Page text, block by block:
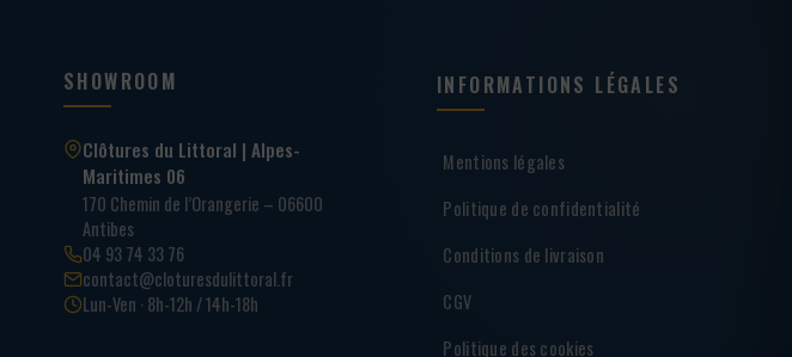
SHOWROOM
Clôtures du Littoral | Alpes-
Maritimes 06
170 Chemin de l’Orangerie – 06600
Antibes
04 93 74 33 76
contact@cloturesdulittoral.fr
Lun-Ven · 8h-12h / 14h-18h
INFORMATIONS LÉGALES
Mentions légales
Politique de confidentialité
Conditions de livraison
CGV
Politique des cookies